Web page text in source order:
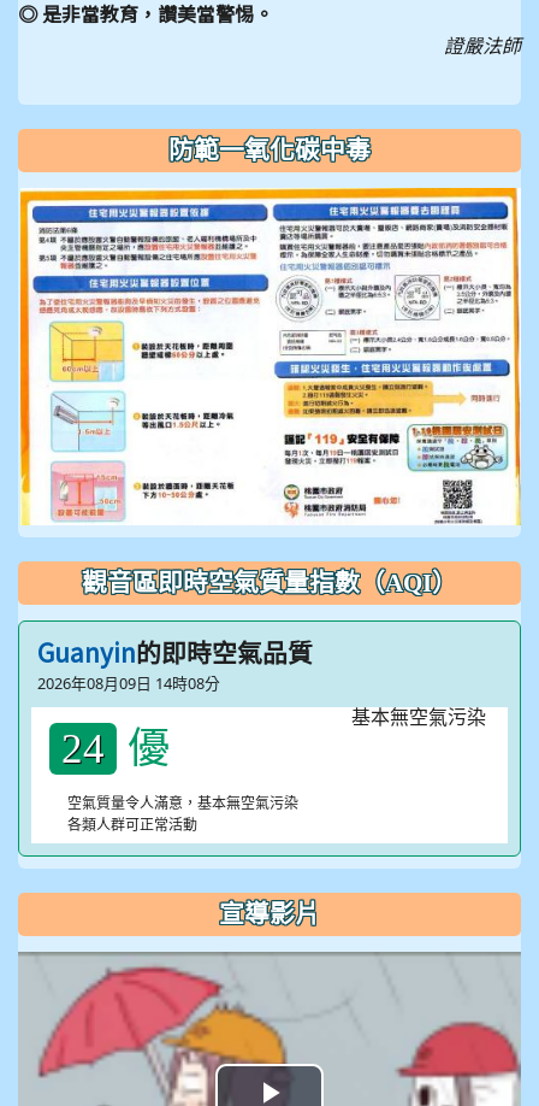
◎ 是非當教育，讚美當警惕。
證嚴法師
防範一氧化碳中毒
觀音區即時空氣質量指數（AQI）
Guanyin的即時空氣品質
2026年08月09日 14時08分
24 優
空氣質量令人滿意，基本無空氣污染
各類人群可正常活動
宣導影片